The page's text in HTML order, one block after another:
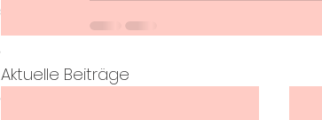
Aktuelle Beiträge